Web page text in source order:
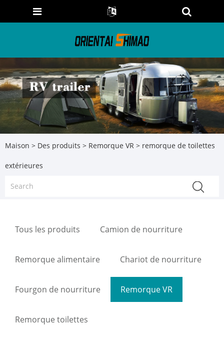
Maison > Des produits > Remorque VR > remorque de toilettes
extérieures
Tous les produits Camion de nourriture
Remorque alimentaire Chariot de nourriture
Fourgon de nourriture Remorque VR
Remorque toilettes